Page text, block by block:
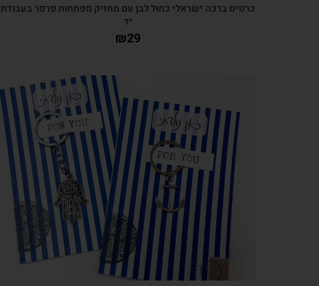
כרטיס ברכה ישראלי כחול לבן עם מחזיק מפתחות פרפר בעבודת
יד
₪29
צפייה מהירה